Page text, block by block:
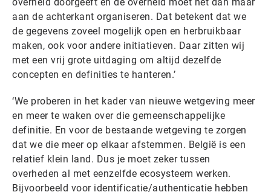
aan de achterkant organiseren. Dat betekent dat we
de gegevens zoveel mogelijk open en herbruikbaar
maken, ook voor andere initiatieven. Daar zitten wij
met een vrij grote uitdaging om altijd dezelfde
concepten en definities te hanteren.’
‘We proberen in het kader van nieuwe wetgeving meer
en meer te waken over die gemeenschappelijke
definitie. En voor de bestaande wetgeving te zorgen
dat we die meer op elkaar afstemmen. België is een
relatief klein land. Dus je moet zeker tussen
overheden al met eenzelfde ecosysteem werken.
Bijvoorbeeld voor identificatie/authenticatie hebben